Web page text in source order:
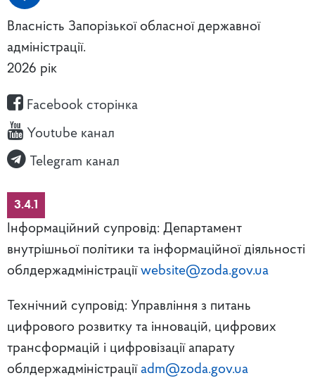
Власність Запорізької обласної державної
адміністрації.
2026 рік
Facebook сторінка
Youtube канал
Telegram канал
3.4.1
Інформаційний супровід: Департамент
внутрішньої політики та інформаційної діяльності
облдержадміністрації website@zoda.gov.ua
Технічний супровід: Управління з питань
цифрового розвитку та інновацій, цифрових
трансформацій і цифровізації апарату
облдержадміністрації adm@zoda.gov.ua